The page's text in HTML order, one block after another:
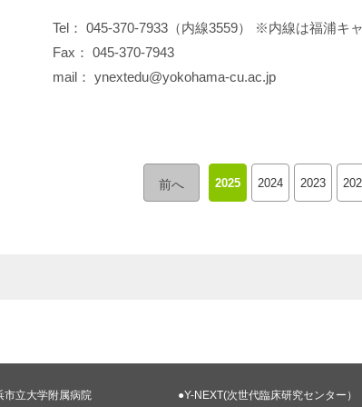
Tel： 045-370-7933（内線3559） ※内線は福浦キ
Fax： 045-370-7943
mail： ynextedu@yokohama-cu.ac.jp
前へ 2025 2024 2023
市立大学附属病院 ●Y-NEXT(次世代臨床研究センター）